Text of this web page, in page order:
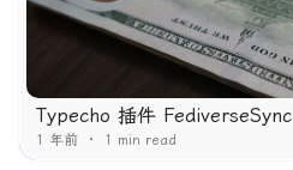
Typecho 插件 FediverseSync
1 年前 1 min read